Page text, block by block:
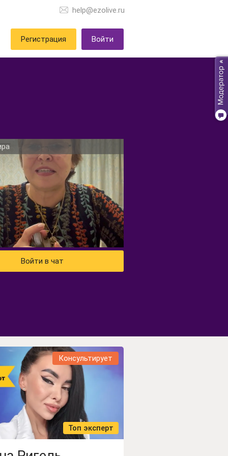
help@ezolive.ru
Регистрация Войти
Войти в чат
Консультирует
Топ эксперт